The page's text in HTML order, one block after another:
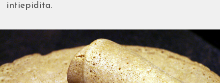
intiepidita.